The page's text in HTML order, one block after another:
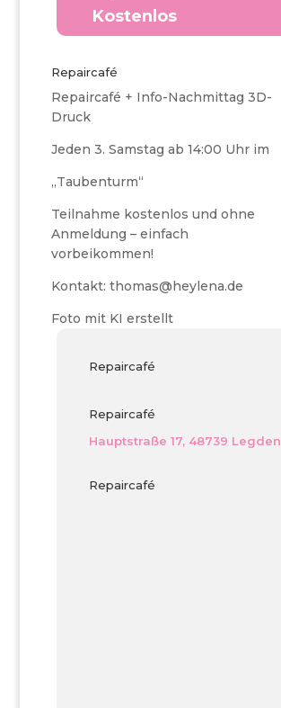
Kostenlos
Repaircafé
Repaircafé + Info-Nachmittag 3D-
Druck
Jeden 3. Samstag ab 14:00 Uhr im
„Taubenturm“
Teilnahme kostenlos und ohne
Anmeldung – einfach
vorbeikommen!
Kontakt: thomas@heylena.de
Foto mit KI erstellt
Repaircafé
Repaircafé
Hauptstraße 17, 48739 Legden
Repaircafé